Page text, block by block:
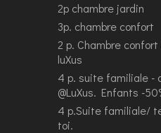
2p chambre jardin
3p. chambre confort
2 p. Chambre
luXus
4 p. suite familiale -
@LuXus. Enfants -
4 p.Suite familiale/
toi.